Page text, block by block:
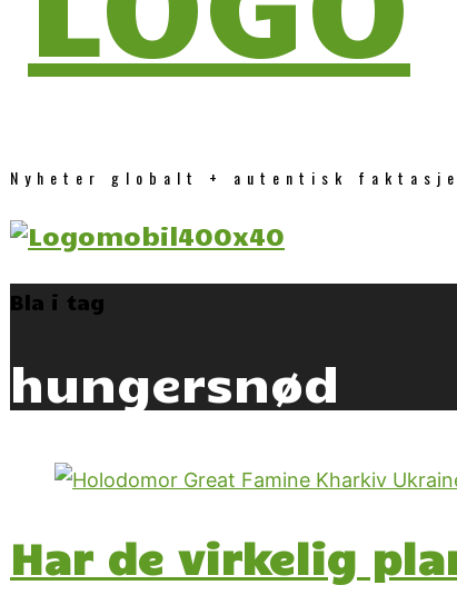
Nyheter globalt + autentisk
Bla i tag
hungersnød
Har de virkelig